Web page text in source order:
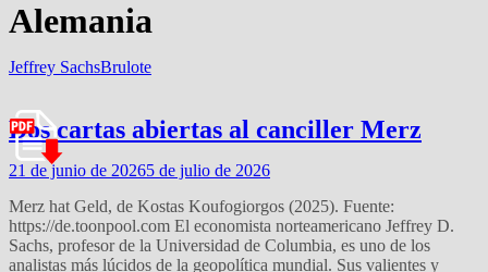
Alemania
Jeffrey SachsBrulote
Dos cartas abiertas al canciller Merz
21 de junio de 20265 de julio de 2026
Merz hat Geld, de Kostas Koufogiorgos (2025). Fuente:
https://de.toonpool.com El economista norteamericano Jeffrey D.
Sachs, profesor de la Universidad de Columbia, es uno de los
analistas más lúcidos de la geopolítica mundial. Sus valientes y